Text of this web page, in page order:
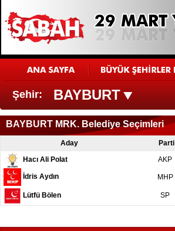
Şehir: BAYBURT
BAYBURT MRK. Belediye Seçimleri
Aday Parti
Hacı Ali Polat
AKP
İdris Aydın MHP
Lütfü Bölen SP